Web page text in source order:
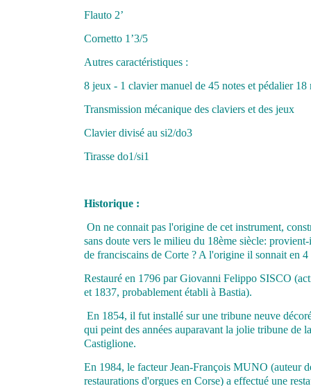
Flauto 2’
Cornetto 1’3/5
Autres caractéristiques :
8 jeux - 1 clavier manuel de 45 notes et pédalier 18
Transmission mécanique des claviers et des jeux
Clavier divisé au si2/do3
Tirasse do1/si1
Historique :
On ne connait pas l'origine de cet instrument,
sans doute vers le milieu du 18ème siècle:
de franciscains de Corte ? A l'origine il sonnait en 4
Restauré en 1796 par Giovanni Felippo SISCO
et 1837, probablement établi à Bastia).
En 1854, il fut installé sur une tribune neuve
qui peint des années auparavant la jolie tribune de
Castiglione.
En 1984, le facteur Jean-François MUNO (auteur
restaurations d'orgues en Corse) a effectué une